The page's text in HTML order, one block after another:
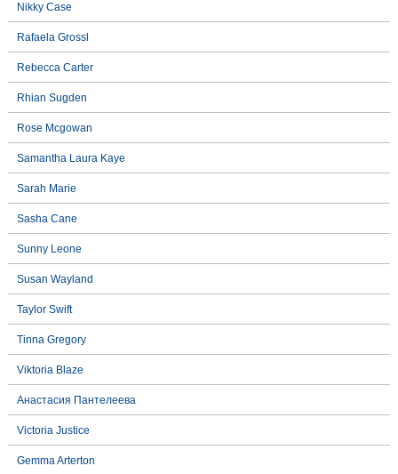
Nikky Case
Rafaela Grossl
Rebecca Carter
Rhian Sugden
Rose Mcgowan
Samantha Laura Kaye
Sarah Marie
Sasha Cane
Sunny Leone
Susan Wayland
Taylor Swift
Tinna Gregory
Viktoria Blaze
Анастасия Пантелеева
Victoria Justice
Gemma Arterton